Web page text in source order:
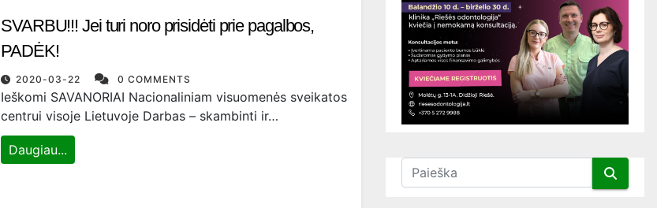
SVARBU!!! Jei turi noro prisidėti prie pagalbos,
PADĖK!
2020-03-22 0 COMMENTS
Ieškomi SAVANORIAI Nacionaliniam visuomenės sveikatos
centrui visoje Lietuvoje Darbas – skambinti ir…
Daugiau...